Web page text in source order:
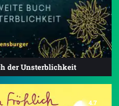
der Unsterblichkeit
4.7